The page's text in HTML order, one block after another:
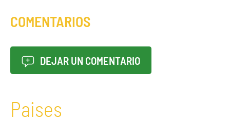
COMENTARIOS
DEJAR UN COMENTARIO
Paises